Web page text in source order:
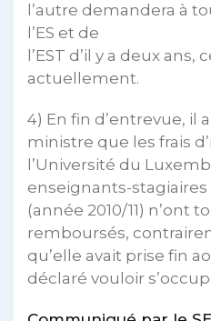
l’autre demandera à
l’ES et de
l’EST d’il y a deux ans,
actuellement.
4) En fin d’entrevue, il
ministre que les frais
l’Université du
enseignants-stagiaires
(année 2010/11) n’ont
remboursés,
qu’elle avait prise fin
déclaré vouloir